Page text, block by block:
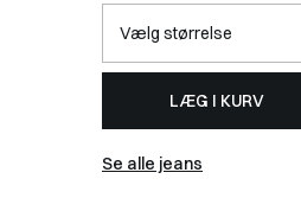
LÆG I KURV
Se alle jeans